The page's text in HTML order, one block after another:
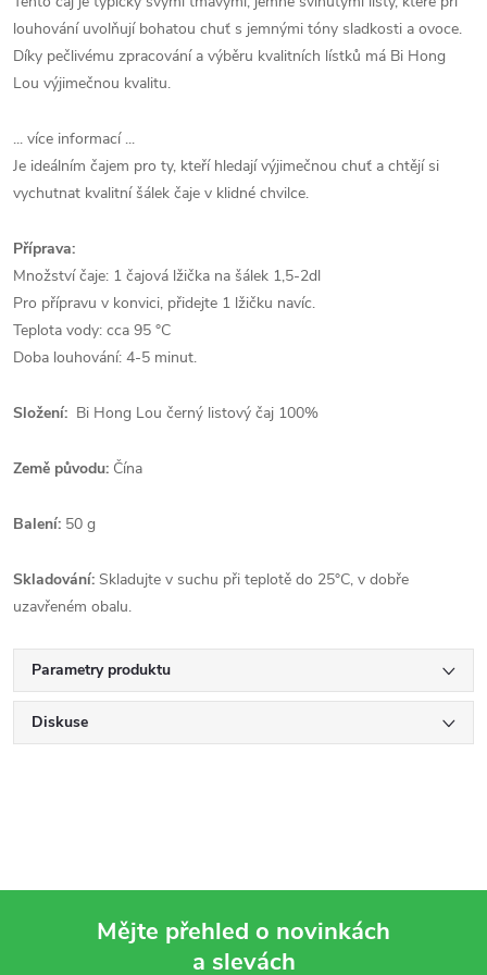
louhování uvolňují bohatou chuť s jemnými tóny sladkosti a ovoce.
Díky pečlivému zpracování a výběru kvalitních lístků má Bi Hong
Lou výjimečnou kvalitu.
... více informací ...
Je ideálním čajem pro ty, kteří hledají výjimečnou chuť a chtějí si
vychutnat kvalitní šálek čaje v klidné chvilce.
Příprava:
Množství čaje: 1 čajová lžička na šálek 1,5-2dl
Pro přípravu v konvici, přidejte 1 lžičku navíc.
Teplota vody: cca 95 °C
Doba louhování: 4-5 minut.
Složení: Bi Hong Lou černý listový čaj 100%
Země původu: Čína
Balení: 50 g
Skladování: Skladujte v suchu při teplotě do 25°C, v dobře
uzavřeném obalu.
Parametry produktu
Diskuse
Mějte přehled o novinkách
a slevách